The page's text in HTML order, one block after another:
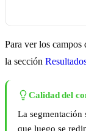
Para ver los campos
la sección
Calidad del
La segmentación
que luego se